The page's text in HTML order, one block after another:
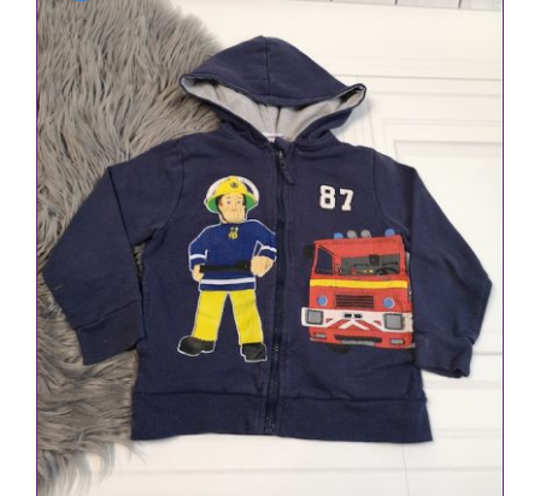
IN DEN WARENKORB / DETAILS